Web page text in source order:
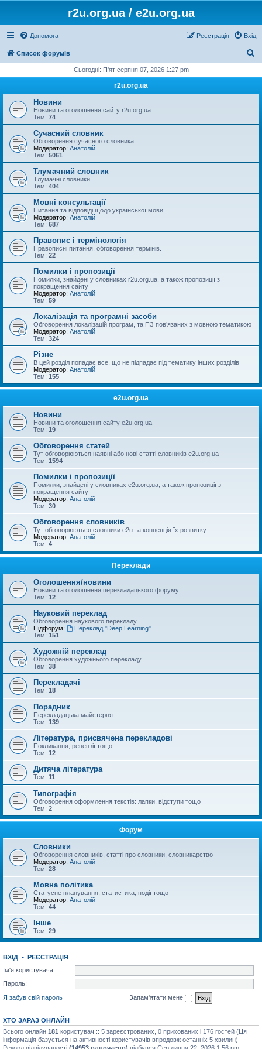
r2u.org.ua / e2u.org.ua
Допомога Вхід
Реєстрація
Список форумів
у
Сьогодні: П'ят серпня 07, 2026 1:27 pm
r2u.org.ua
Новини
Новини та оголошення сайту r2u.org.ua
Тем: 74
Сучасний словник
Обговорення сучасного словника
Модератор: Анатолій
Тем: 5061
Тлумачний словник
Тлумачні словники
Тем: 404
Мовні консультації
Питання та відповіді щодо української мови
Модератор: Анатолій
Тем: 687
Правопис і термінологія
Правописні питання, обговорення термінів.
Тем: 22
Помилки і пропозиції
Помилки, знайдені у словниках r2u.org.ua, а також пропозиції з
покращення сайту
Модератор: Анатолій
Тем: 59
Локалізація та програмні засоби
Обговорення локалізацій програм, та ПЗ пов’язаних з мовною тематикою
Модератор: Анатолій
Тем: 324
Різне
В цей розділ попадає все, що не підпадає під тематику інших розділів
Модератор: Анатолій
Тем: 155
e2u.org.ua
Новини
Новини та оголошення сайту e2u.org.ua
Тем: 19
Обговорення статей
Тут обговорюються наявні або нові статті словників e2u.org.ua
Тем: 1594
Помилки і пропозиції
Помилки, знайдені у словниках e2u.org.ua, а також пропозиції з
покращення сайту
Модератор: Анатолій
Тем: 30
Обговорення словників
Тут обговорюються словники e2u та концепція їх розвитку
Модератор: Анатолій
Тем: 4
Переклади
Оголошення/новини
Новини та оголошення перекладацького форуму
Тем: 12
Науковий переклад
Обговорення наукового перекладу
Підфорум:
Переклад "Deep Learning"
Тем: 151
Художній переклад
Обговорення художнього перекладу
Тем: 38
Перекладачі
Тем: 18
Порадник
Перекладацька майстерня
Тем: 139
Література, присвячена перекладові
Покликання, рецензії тощо
Тем: 12
Дитяча література
Тем: 11
Типографія
Обговорення оформлення текстів: лапки, відступи тощо
Тем: 2
Форум
Словники
Обговорення словників, статті про словники, словникарство
Модератор: Анатолій
Тем: 28
Мовна політика
Статусне планування, статистика, події тощо
Модератор: Анатолій
Тем: 44
Інше
Тем: 29
ВХІД • РЕЄСТРАЦІЯ
Ім'я користувача:
Пароль:
Я забув свій пароль
Запам'ятати мене
ХТО ЗАРАЗ ОНЛАЙН
Всього онлайн 181 користувач :: 5 зареєстрованих, 0 прихованих і 176 гостей (Ця
інформація базується на активності користувачів впродовж останніх 5 хвилин)
Рекорд відвідуваності (14953 одночасно) відбувся Сер липня 22, 2026 1:56 pm